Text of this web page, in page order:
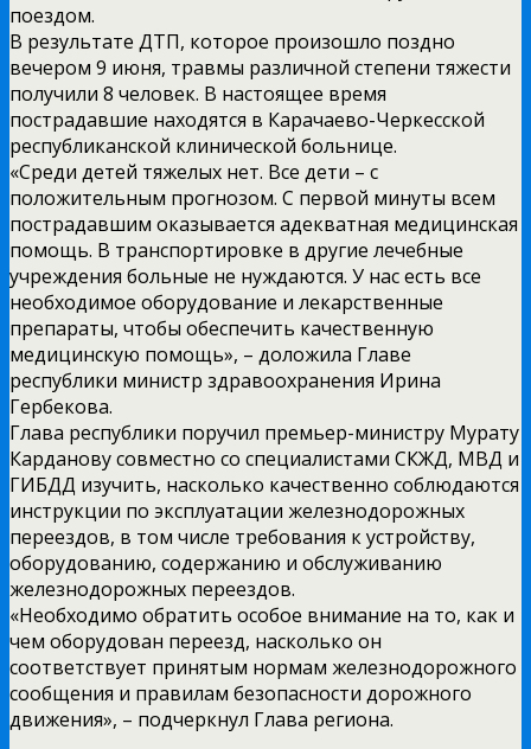
поездом.
В результате ДТП, которое произошло поздно
вечером 9 июня, травмы различной степени тяжести
получили 8 человек. В настоящее время
пострадавшие находятся в Карачаево-Черкесской
республиканской клинической больнице.
«Среди детей тяжелых нет. Все дети – с
положительным прогнозом. С первой минуты всем
пострадавшим оказывается адекватная медицинская
помощь. В транспортировке в другие лечебные
учреждения больные не нуждаются. У нас есть все
необходимое оборудование и лекарственные
препараты, чтобы обеспечить качественную
медицинскую помощь», – доложила Главе
республики министр здравоохранения Ирина
Гербекова.
Глава республики поручил премьер-министру Мурату
Карданову совместно со специалистами СКЖД, МВД и
ГИБДД изучить, насколько качественно соблюдаются
инструкции по эксплуатации железнодорожных
переездов, в том числе требования к устройству,
оборудованию, содержанию и обслуживанию
железнодорожных переездов.
«Необходимо обратить особое внимание на то, как и
чем оборудован переезд, насколько он
соответствует принятым нормам железнодорожного
сообщения и правилам безопасности дорожного
движения», – подчеркнул Глава региона.